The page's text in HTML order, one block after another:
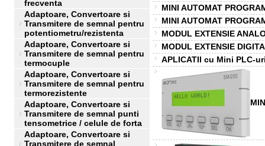
frecventa
Adaptoare, Convertoare si
Transmitere de semnal pentru
potentiometru/rezistenta
Adaptoare, Convertoare si
Transmitere de semnal pentru
termocuple
Adaptoare, Convertoare si
Transmitere de semnal pentru
termorezistente
Adaptoare, Convertoare si
Transmitere de semnal punti
tensometrice / celule de forta
Adaptoare, Convertoare si
Transmitere de semnal
MINI AUTOMAT
MINI AUTOMAT
MODUL EXTENSIE
MODUL EXTENSIE
APLICATII cu Mini PLC-